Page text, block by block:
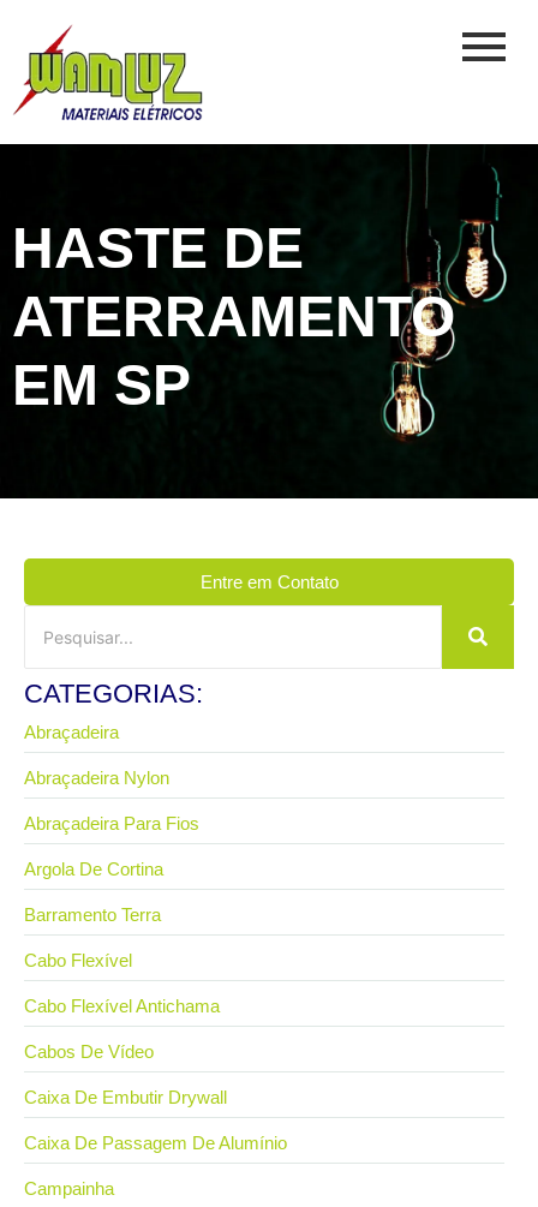
HASTE DE
ATERRAMENTO
EM SP
Entre em Contato
CATEGORIAS:
Abraçadeira
Abraçadeira Nylon
Abraçadeira Para Fios
Argola De Cortina
Barramento Terra
Cabo Flexível
Cabo Flexível Antichama
Cabos De Vídeo
Caixa De Embutir Drywall
Caixa De Passagem De Alumínio
Campainha